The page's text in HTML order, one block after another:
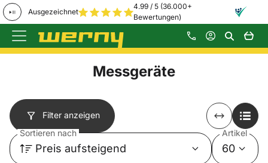
Ausgezeichnet
4.99 / 5 (36.000+
Bewertungen)
Zum Hauptinhalt springen
Messgeräte
Filter anzeigen
Sortieren nach
Preis aufsteigend
Artikel
60